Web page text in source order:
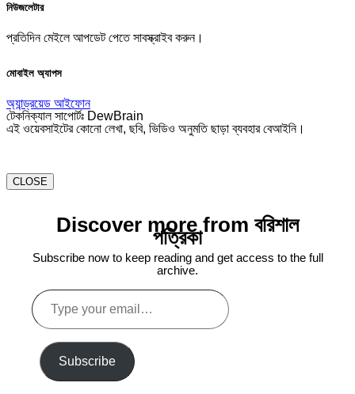
নিউজলেটার
প্রতিদিন মেইলে আপডেট পেতে সাবস্ক্রাইব করুন।
মোবাইল অ্যাপস
অ্যান্ড্রয়েড আইফোন
টেকনিক্যাল সাপোর্টঃ DewBrain
এই ওয়েবসাইটের কোনো লেখা, ছবি, ভিডিও অনুমতি ছাড়া ব্যবহার বেআইনি।
CLOSE
Discover more from বরিশাল
পত্রিকা
Subscribe now to keep reading and get access to the full
archive.
Type
your
email…
Subscribe